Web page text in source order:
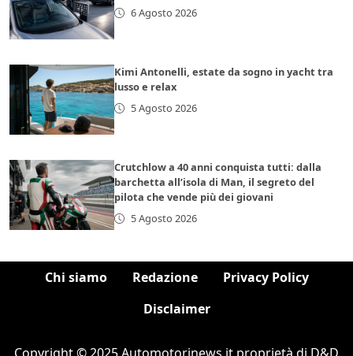
6 Agosto 2026
Kimi Antonelli, estate da sogno in yacht tra
lusso e relax
5 Agosto 2026
Crutchlow a 40 anni conquista tutti: dalla
barchetta all’isola di Man, il segreto del
pilota che vende più dei giovani
5 Agosto 2026
Chi siamo Redazione
Privacy Policy
Disclaimer